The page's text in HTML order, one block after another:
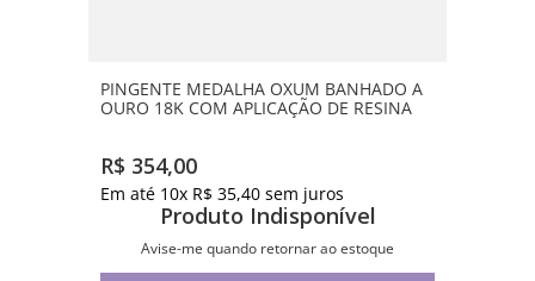
PINGENTE MEDALHA OXUM BANHADO A
OURO 18K COM APLICAÇÃO DE RESINA
R$ 354,00
Em até 10x R$ 35,40 sem juros
Produto Indisponível
Avise-me quando retornar ao estoque